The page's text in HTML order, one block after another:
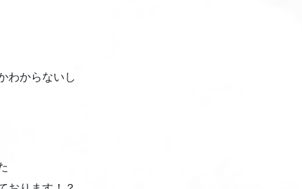
わからないし